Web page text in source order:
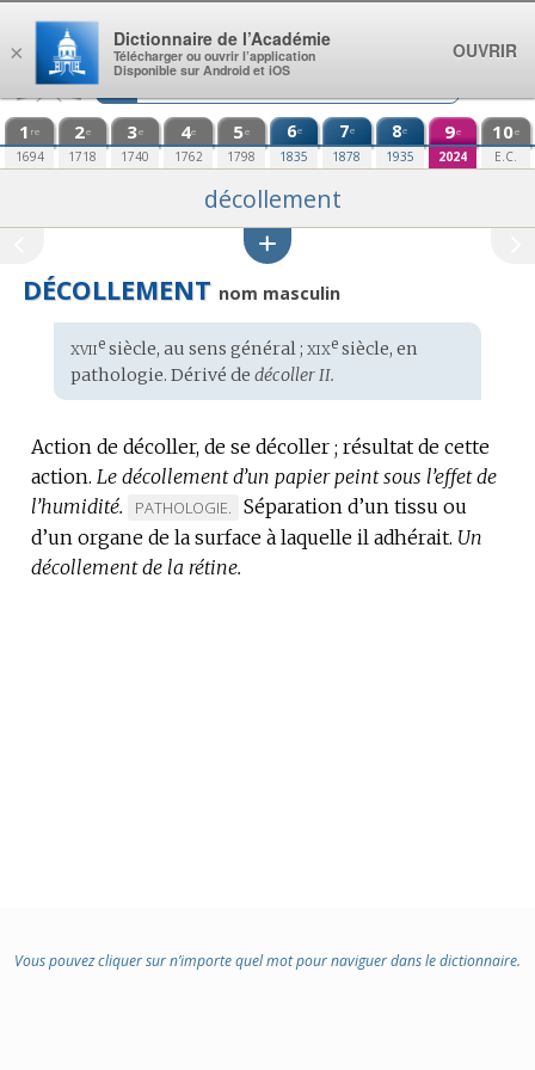
Aller au contenu
1 re
1694
2e
1718
3e
1740
4e
1762
5e
1798
6e
1835
7e
1878
8e
1935
9e
2024
10e
E.C.
décollement
DÉCOLLEMENT nom masculin
Étymologie
:
xviiesiècle, au sens général ; xixesiècle, en
pathologie. Dérivé de décoller II.
Action de décoller, de se décoller ; résultat de cette
action. Le décollement d’un papier peint sous l’effet de
l’humidité.
MARQUE
DE
DOMAINE
PATHOLOGIE.
Séparation d’un tissu ou
d’un organe de la surface à laquelle il adhérait. Un
décollement de la rétine.
Vous pouvez cliquer sur n’importe quel mot pour naviguer dans le dictionnaire.
×
Dictionnaire de l’Académie
Télécharger ou ouvrir l’application
Disponible sur Android et iOS
OUVRIR